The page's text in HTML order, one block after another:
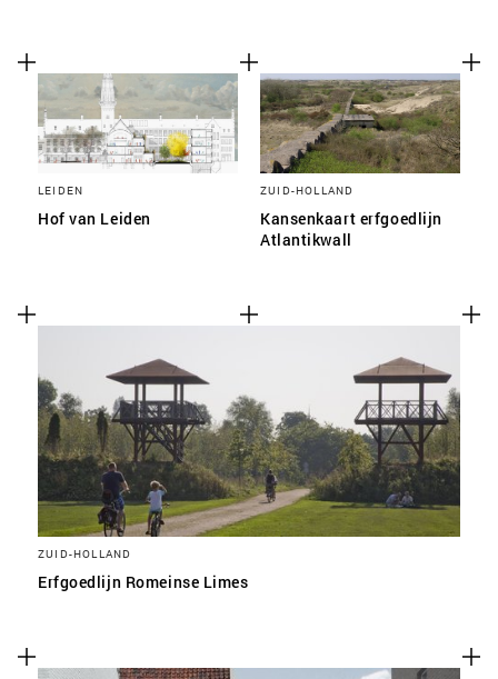
LEIDEN
Hof van Leiden
ZUID-HOLLAND
Kansenkaart erfgoedlijn
Atlantikwall
ZUID-HOLLAND
Erfgoedlijn Romeinse Limes